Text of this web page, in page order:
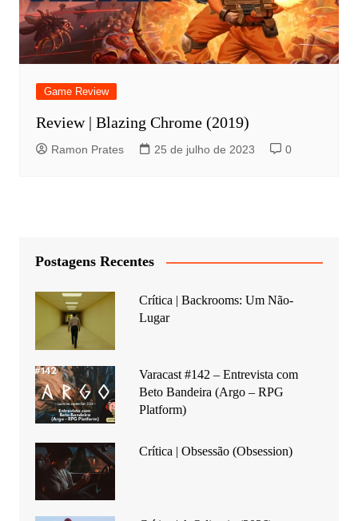
Game Review
Review | Blazing Chrome (2019)
Ramon Prates 25 de julho de 2023 0
Postagens Recentes
Crítica | Backrooms: Um Não-
Lugar
Varacast #142 – Entrevista com
Beto Bandeira (Argo – RPG
Platform)
Crítica | Obsessão (Obsession)